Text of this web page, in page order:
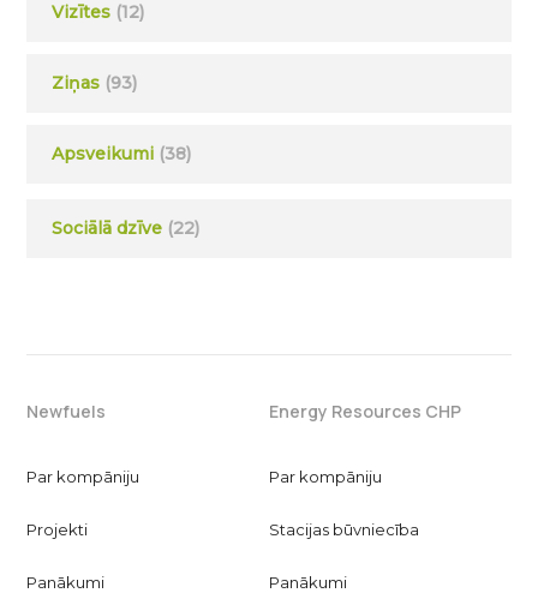
Vizītes (12)
Ziņas (93)
Apsveikumi (38)
Sociālā dzīve (22)
Newfuels
Par kompāniju
Projekti
Panākumi
Energy Resources CHP
Par kompāniju
Stacijas būvniecība
Panākumi